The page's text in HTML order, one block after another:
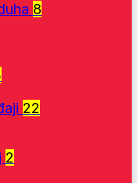
8
22
2